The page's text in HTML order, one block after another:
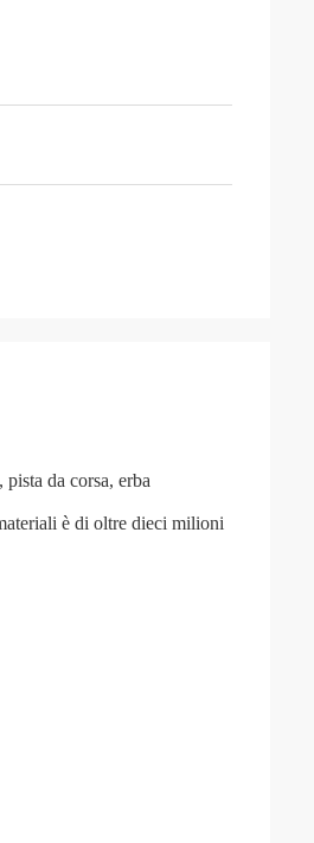
da corsa, erba
è di oltre dieci milioni